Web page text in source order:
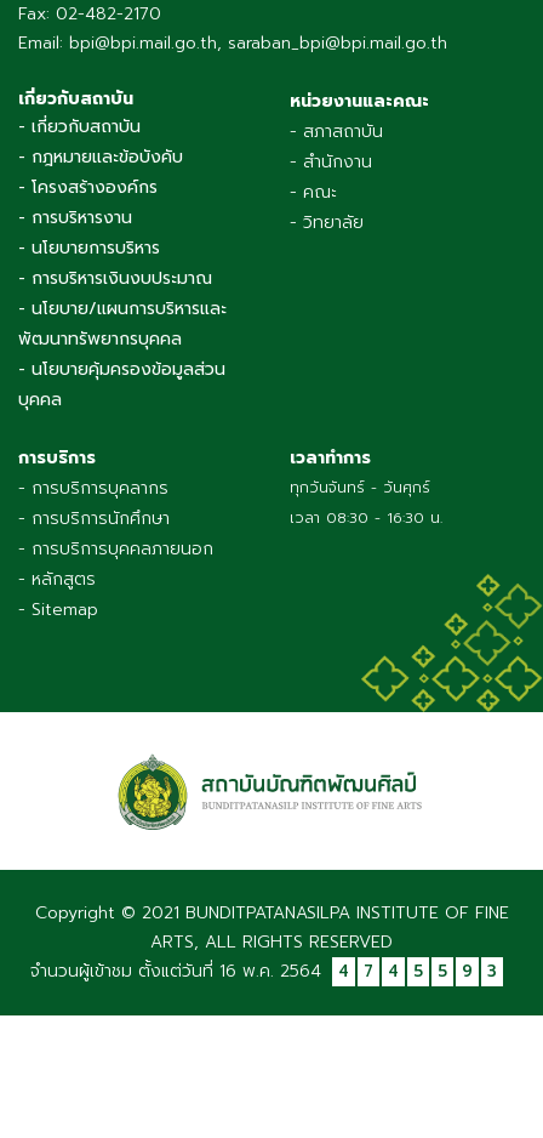
Fax: 02-482-2170
Email: bpi@bpi.mail.go.th, saraban_bpi@bpi.mail.go.th
เกี่ยวกับสถาบัน
- เกี่ยวกับสถาบัน
- กฎหมายและข้อบังคับ
- โครงสร้างองค์กร
- การบริหารงาน
- นโยบายการบริหาร
- การบริหารเงินงบประมาณ
- นโยบาย/แผนการบริหารและ
พัฒนาทรัพยากรบุคคล
- นโยบายคุ้มครองข้อมูลส่วน
บุคคล
หน่วยงานและคณะ
- สภาสถาบัน
- สำนักงาน
- คณะ
- วิทยาลัย
การบริการ
- การบริการบุคลากร
- การบริการนักศึกษา
- การบริการบุคคลภายนอก
- หลักสูตร
- Sitemap
เวลาทำการ
ทุกวันจันทร์ - วันศุกร์
เวลา 08:30 - 16:30 น.
Copyright © 2021 BUNDITPATANASILPA INSTITUTE OF FINE
ARTS, ALL RIGHTS RESERVED
จำนวนผู้เข้าชม ตั้งแต่วันที่ 16 พ.ค. 2564
4 7 4 5 5 9 3